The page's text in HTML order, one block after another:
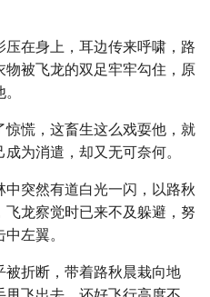
在身上，耳边传来呼啸，路
被飞龙的双足牢牢勾住，原
慌，这畜生这么戏耍他，就
为消遣，却又无可奈何。
突然有道白光一闪，以路秋
龙察觉时已来不及躲避，努
左翼。
折断，带着路秋晨栽向地